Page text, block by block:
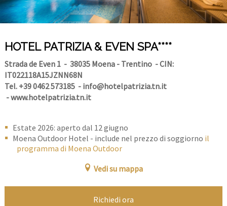
HOTEL PATRIZIA & EVEN SPA****
Strada de Even 1 - 38035 Moena - Trentino - CIN:
IT022118A15JZNN68N
Tel. +39 0462 573185- info@hotelpatrizia.tn.it
-www.hotelpatrizia.tn.it
Estate 2026: aperto dal 12 giugno
Moena Outdoor Hotel - include nel prezzo di soggiorno il
programma di Moena Outdoor
Vedi su mappa
Richiedi ora